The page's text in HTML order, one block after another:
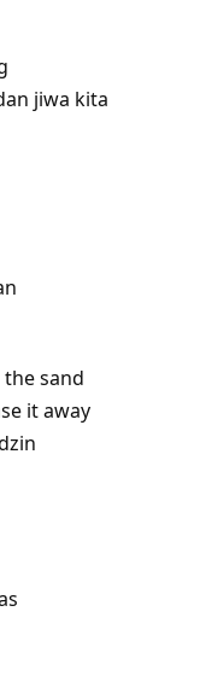
jiwa kita
the sand
it away